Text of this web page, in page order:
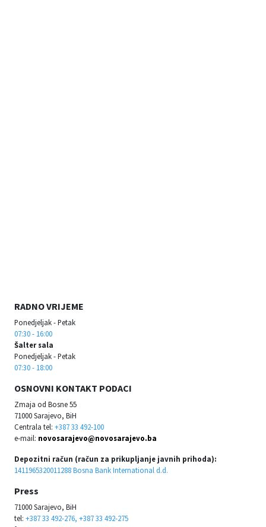
RADNO VRIJEME
Ponedjeljak - Petak
07:30 - 16:00
Šalter sala
Ponedjeljak - Petak
07:30 - 18:00
OSNOVNI KONTAKT PODACI
Zmaja od Bosne 55
71000 Sarajevo, BiH
Centrala tel: +387 33 492-100
e-mail: novosarajevo@novosarajevo.ba
Depozitni račun (račun za prikupljanje javnih prihoda):
1411965320011288 Bosna Bank International d.d.
Press
71000 Sarajevo, BiH
tel: +387 33 492-276, +387 33 492-275